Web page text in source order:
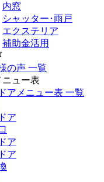
内窓
シャッター･雨戸
エクステリア
補助金活用
の声 一覧
ュー表
アメニュー表 一覧
ア
ア
ア